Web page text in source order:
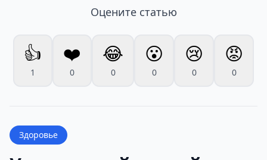
Оцените статью
👍
1
❤️
0
😂
0
😮
0
😢
0
😡
0
Здоровье